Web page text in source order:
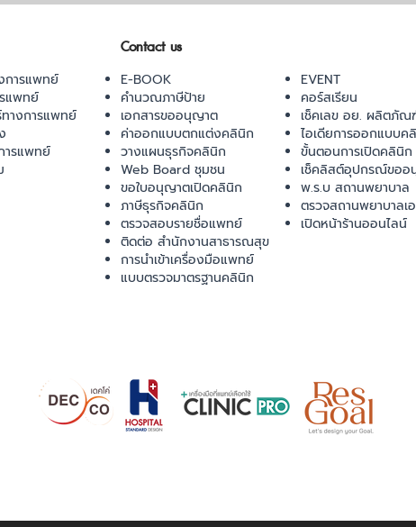
ารแพทย์
แพทย์
ทางการแพทย์
ารแพทย์
Contact us
E-BOOK
คำนวณภาษีป้าย
เอกสารขออนุญาต
ค่าออกแบบตกแต่งคลินิก
วางแผนธุรกิจคลินิก
Web Board ชุมชน
ขอใบอนุญาตเปิดคลินิก
ภาษีธุรกิจคลินิก
ตรวจสอบรายชื่อแพทย์
ติดต่อ สำนักงานสาธารณสุข
การนำเข้าเครื่องมือแพทย์
แบบตรวจมาตรฐานคลินิก
EVENT
คอร์สเรียน
เช็คเลข อย. ผลิตภัณ
ไอเดียการออกแบบค
ขั้นตอนการเปิดคลินิก
เช็คลิสต์อุปกรณ์ขอ
พ.ร.บ สถานพยาบาล
ตรวจสถานพยาบาลเ
เปิดหน้าร้านออนไลน์